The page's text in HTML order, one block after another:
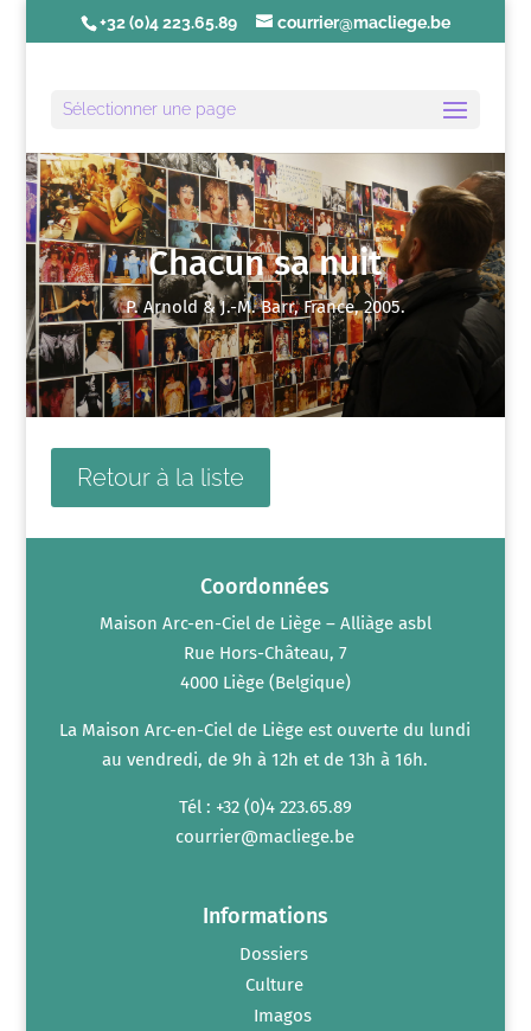
+32 (0)4 223.65.89 courrier@macliege.be
Sélectionner une page
Chacun sa nuit
P. Arnold & J.-M. Barr, France, 2005.
Retour à la liste
Coordonnées
Maison Arc-en-Ciel de Liège – Alliàge asbl
Rue Hors-Château, 7
4000 Liège (Belgique)
La Maison Arc-en-Ciel de Liège est ouverte du lundi
au vendredi, de 9h à 12h et de 13h à 16h.
Tél : +32 (0)4 223.65.89
courrier@macliege.be
Informations
Dossiers
Culture
Imagos